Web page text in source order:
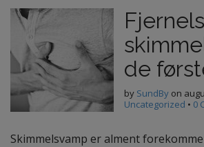
de
by SundBy on
Uncategorized • 0
Skimmelsvamp er alment